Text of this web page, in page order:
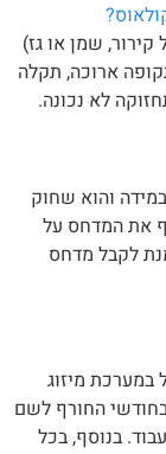
שמן או גז)
ארוכה, תקלה
לא נכונה.
והוא שחוק
המדחס על
לקבל מדחס
מיזוג
החורף לשם
בנוסף, בכל